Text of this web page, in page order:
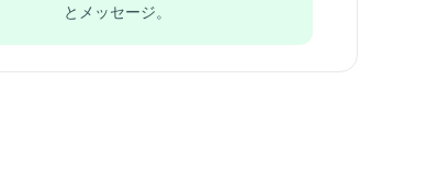
とメッセージ。